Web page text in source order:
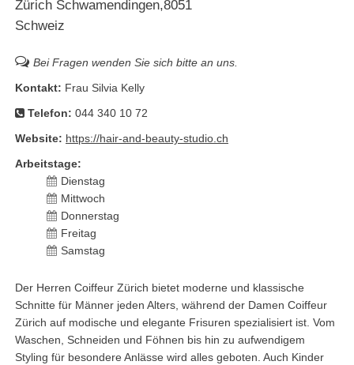
Zürich Schwamendingen 8051
Schweiz
Bei Fragen wenden Sie sich bitte an uns.
Kontakt: Frau Silvia Kelly
Telefon: 044 340 10 72
Website: https://hair-and-beauty-studio.ch
Arbeitstage:
Dienstag
Mittwoch
Donnerstag
Freitag
Samstag
Der Herren Coiffeur Zürich bietet moderne und klassische
Schnitte für Männer jeden Alters, während der Damen Coiffeur
Zürich auf modische und elegante Frisuren spezialisiert ist. Vom
Waschen, Schneiden und Föhnen bis hin zu aufwendigem
Styling für besondere Anlässe wird alles geboten. Auch Kinder